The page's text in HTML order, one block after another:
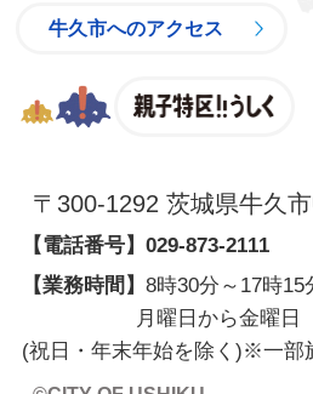
牛久市へのアクセス
〒300-1292 茨城県牛久
【電話番号】 029-873-2111
【業務時間】 8時30分～17時15
月曜日から金曜日
(祝日・年末年始を除く)※一部